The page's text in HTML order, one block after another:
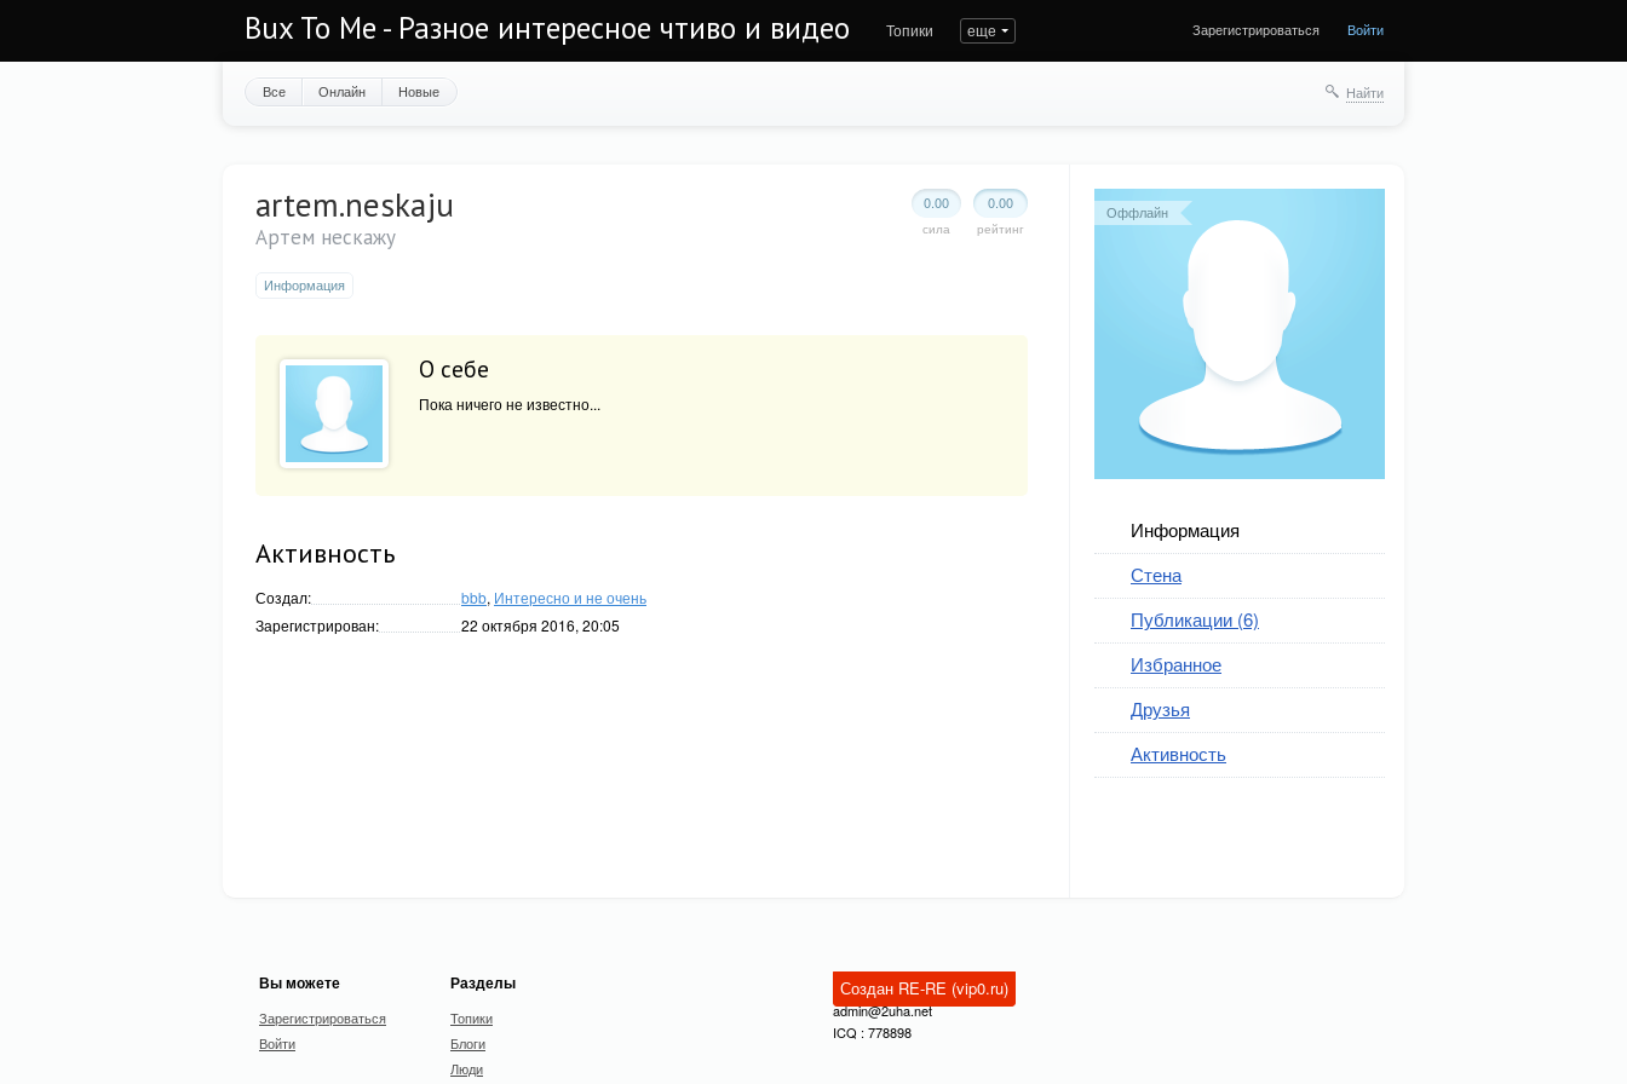
Bux To Me - Разное интересное чтиво и видео Топики еще Зарегистрироваться Войти
Все Онлайн Новые Найти
Оффлайн
Информация
Стена
Публикации (6)
Избранное
Друзья
Активность
0.00
рейтинг
0.00
сила
artem.neskaju
Артем нескажу
Информация
О себе
Пока ничего не известно...
Активность
Создал: bbb, Интересно и не очень
Зарегистрирован:
22 октября 2016, 20:05
Вы можете
Зарегистрироваться
Войти
Разделы
Топики
Блоги
Люди
Создан RE-RE (vip0.ru)
admin@2uha.net
ICQ : 778898